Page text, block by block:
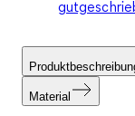
Material